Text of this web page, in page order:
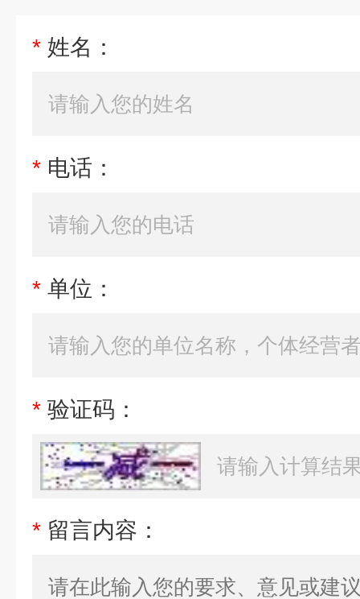
* 姓名：
* 电话：
* 单位：
* 验证码：
* 留言内容：